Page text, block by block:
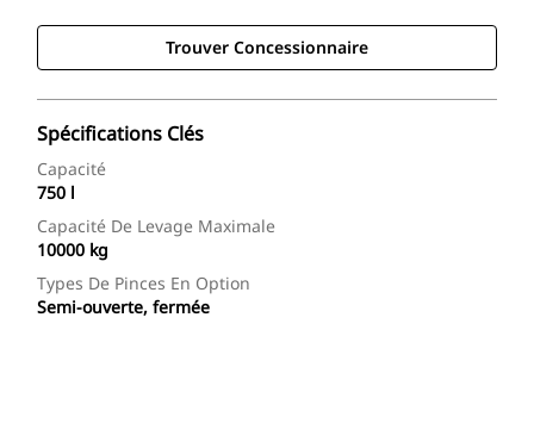
Trouver Concessionnaire
Spécifications Clés
Capacité
750 l
Capacité De Levage Maximale
10000 kg
Types De Pinces En Option
Semi-ouverte, fermée